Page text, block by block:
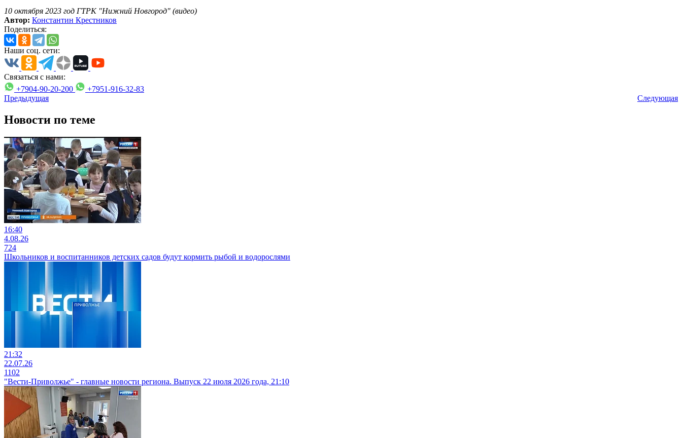
10 октября 2023 год ГТРК "Нижний Новгород" (видео)
Автор: Константин Крестников
Поделиться:
Наши соц. сети:
Связаться с нами:
+7904-90-20-200
+7951-916-32-83
Предыдущая
Следующая
Новости по теме
16:40
4.08.26
724
Школьников и воспитанников детских садов будут кормить рыбой и водорослями
21:32
22.07.26
1102
"Вести-Приволжье" - главные новости региона. Выпуск 22 июля 2026 года, 21:10